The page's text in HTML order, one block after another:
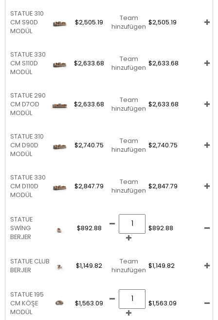
STATUE 310
CM S90D
MODÜL
$2,505.19
Team
hinzufügen
$2,505.19
STATUE 330
CM S110D
MODÜL
$2,633.68
Team
hinzufügen
$2,633.68
STATUE 290
CM D7OD
MODÜL
$2,633.68
Team
hinzufügen
$2,633.68
STATUE 310
CM D90D
MODÜL
$2,740.75
Team
hinzufügen
$2,740.75
STATUE 330
CM D110D
MODÜL
$2,847.79
Team
hinzufügen
$2,847.79
STATUE
SWİNG
BERJER
$892.88 $892.88
STATUE CLUB
BERJER
$1,149.82
Team
hinzufügen
$1,149.82
STATUE 195
CM KÖŞE
MODÜL
$1,563.09 $1,563.09